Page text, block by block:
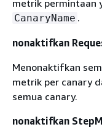
metrik permintaan
CanaryName .
nonaktifkan
Menonaktifkan
metrik per canary
semua canary.
nonaktifkan